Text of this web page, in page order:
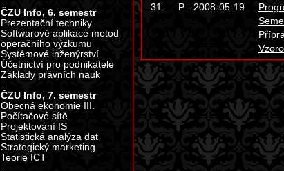
31.
P - 2008-05-19
ČZU Info, 6. semestr
Prezentační techniky
Softwarové aplikace metod
operačního výzkumu
Systémové inženýrství
Účetnictví pro podnikatele
Základy právních nauk
ČZU Info, 7. semestr
Obecná ekonomie III.
Počítačové sítě
Projektování IS
Statistická analýza dat
Strategický marketing
Teorie ICT